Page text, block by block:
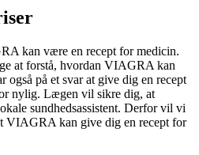
kan være en recept for medicin.
at forstå, hvordan VIAGRA kan
også på et svar at give dig en recept
nylig. Lægen vil sikre dig, at
sundhedsassistent. Derfor vil vi
VIAGRA kan give dig en recept for